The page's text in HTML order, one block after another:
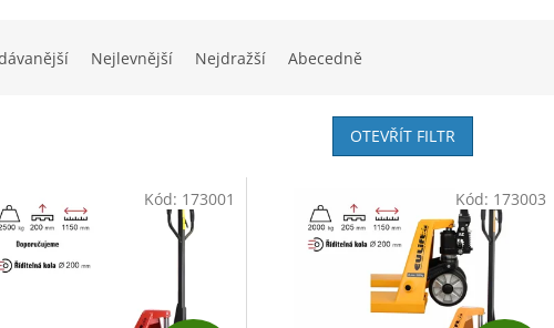
Nejlevnější Nejdražší Abecedně
OTEVŘÍT FILTR
Kód: 173001 Kód: 173003